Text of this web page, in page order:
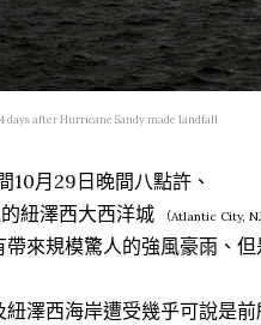
days after Hurricane Sandy made landfall
10月29日晚間八點許、
紐澤西大西洋城
（Atlantic City, NJ
來規模驚人的強風豪雨、
澤西海岸遭受幾乎可說是前